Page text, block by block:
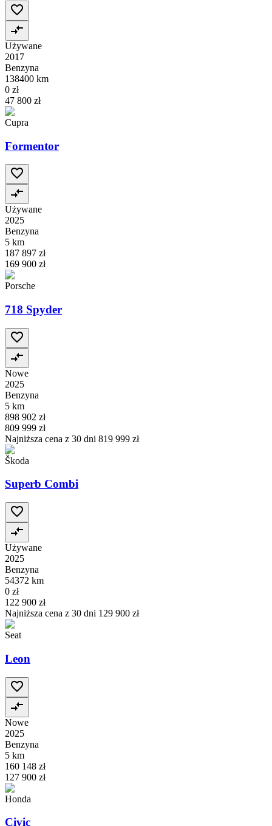
Używane
2017
Benzyna
138400 km
0 zł
47 800 zł
Cupra
Formentor
Używane
2025
Benzyna
5 km
187 897 zł
169 900 zł
Porsche
718 Spyder
Nowe
2025
Benzyna
5 km
898 902 zł
809 999 zł
Najniższa cena z 30 dni 819 999 zł
Škoda
Superb Combi
Używane
2025
Benzyna
54372 km
0 zł
122 900 zł
Najniższa cena z 30 dni 129 900 zł
Seat
Leon
Nowe
2025
Benzyna
5 km
160 148 zł
127 900 zł
Honda
Civic